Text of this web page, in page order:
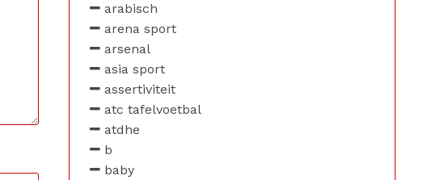
arabisch
arena sport
arsenal
asia sport
assertiviteit
atc tafelvoetbal
atdhe
b
baby